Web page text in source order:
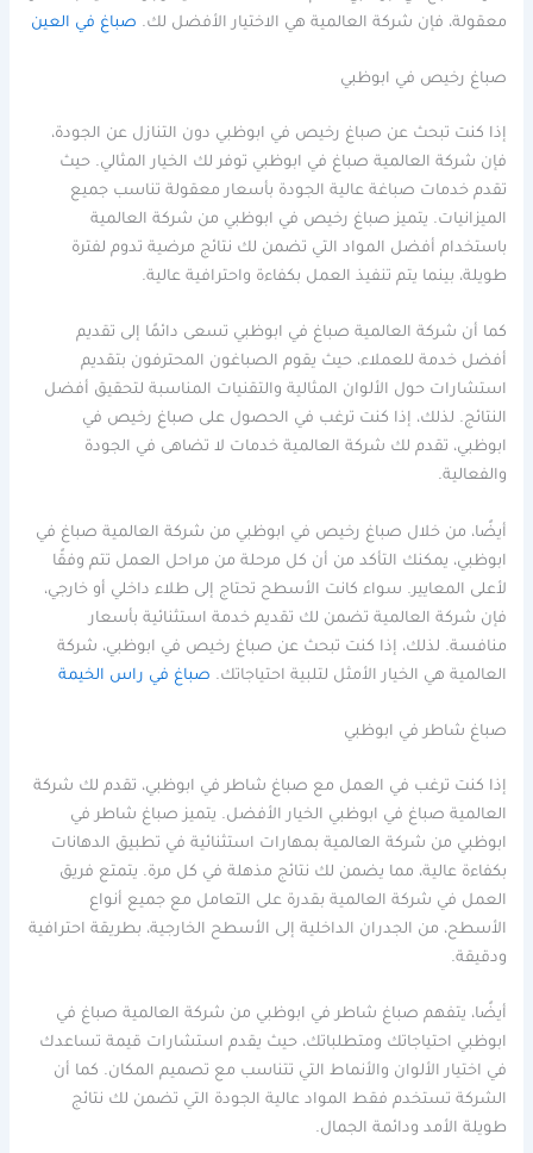
معقولة، فإن شركة العالمية هي الاختيار الأفضل لك. صباغ في العين
صباغ رخيص في ابوظبي
إذا كنت تبحث عن صباغ رخيص في ابوظبي دون التنازل عن الجودة،
فإن شركة العالمية صباغ في ابوظبي توفر لك الخيار المثالي. حيث
تقدم خدمات صباغة عالية الجودة بأسعار معقولة تناسب جميع
الميزانيات. يتميز صباغ رخيص في ابوظبي من شركة العالمية
باستخدام أفضل المواد التي تضمن لك نتائج مرضية تدوم لفترة
طويلة، بينما يتم تنفيذ العمل بكفاءة واحترافية عالية.
كما أن شركة العالمية صباغ في ابوظبي تسعى دائمًا إلى تقديم
أفضل خدمة للعملاء، حيث يقوم الصباغون المحترفون بتقديم
استشارات حول الألوان المثالية والتقنيات المناسبة لتحقيق أفضل
النتائج. لذلك، إذا كنت ترغب في الحصول على صباغ رخيص في
ابوظبي، تقدم لك شركة العالمية خدمات لا تضاهى في الجودة
والفعالية.
أيضًا، من خلال صباغ رخيص في ابوظبي من شركة العالمية صباغ في
ابوظبي، يمكنك التأكد من أن كل مرحلة من مراحل العمل تتم وفقًا
لأعلى المعايير. سواء كانت الأسطح تحتاج إلى طلاء داخلي أو خارجي،
فإن شركة العالمية تضمن لك تقديم خدمة استثنائية بأسعار
منافسة. لذلك، إذا كنت تبحث عن صباغ رخيص في ابوظبي، شركة
العالمية هي الخيار الأمثل لتلبية احتياجاتك. صباغ في راس الخيمة
صباغ شاطر في ابوظبي
إذا كنت ترغب في العمل مع صباغ شاطر في ابوظبي، تقدم لك شركة
العالمية صباغ في ابوظبي الخيار الأفضل. يتميز صباغ شاطر في
ابوظبي من شركة العالمية بمهارات استثنائية في تطبيق الدهانات
بكفاءة عالية، مما يضمن لك نتائج مذهلة في كل مرة. يتمتع فريق
العمل في شركة العالمية بقدرة على التعامل مع جميع أنواع
الأسطح، من الجدران الداخلية إلى الأسطح الخارجية، بطريقة احترافية
ودقيقة.
أيضًا، يتفهم صباغ شاطر في ابوظبي من شركة العالمية صباغ في
ابوظبي احتياجاتك ومتطلباتك، حيث يقدم استشارات قيمة تساعدك
في اختيار الألوان والأنماط التي تتناسب مع تصميم المكان. كما أن
الشركة تستخدم فقط المواد عالية الجودة التي تضمن لك نتائج
طويلة الأمد ودائمة الجمال.